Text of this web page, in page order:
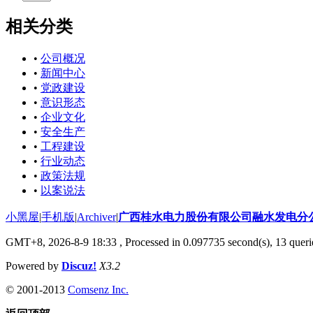
相关分类
• 公司概况
• 新闻中心
• 党政建设
• 意识形态
• 企业文化
• 安全生产
• 工程建设
• 行业动态
• 政策法规
• 以案说法
小黑屋|手机版|Archiver|广西桂水电力股份有限公司融水发电分
GMT+8, 2026-8-9 18:33 , Processed in 0.097735 second(s), 13
Powered by Discuz! X3.2
© 2001-2013 Comsenz Inc.